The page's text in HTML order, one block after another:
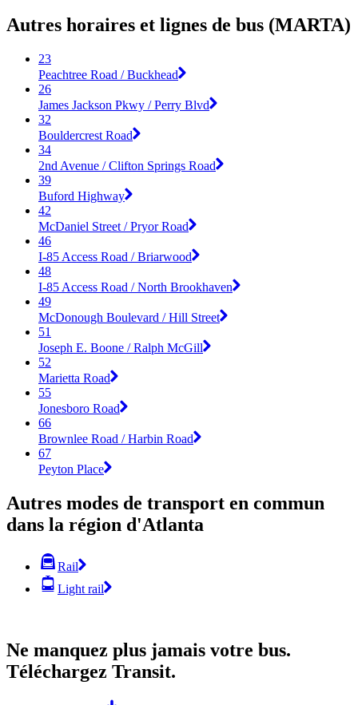
Autres horaires et lignes de bus (MARTA)
23
Peachtree Road / Buckhead
26
James Jackson Pkwy / Perry Blvd
32
Bouldercrest Road
34
2nd Avenue / Clifton Springs Road
39
Buford Highway
42
McDaniel Street / Pryor Road
46
I-85 Access Road / Briarwood
48
I-85 Access Road / North Brookhaven
49
McDonough Boulevard / Hill Street
51
Joseph E. Boone / Ralph McGill
52
Marietta Road
55
Jonesboro Road
66
Brownlee Road / Harbin Road
67
Peyton Place
Autres modes de transport en commun
dans la région d'Atlanta
Rail
Light rail
Ne manquez plus jamais votre bus.
Téléchargez Transit.